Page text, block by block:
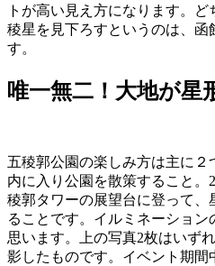
トが高い見え方になります。
稜星を見下ろすというのは、函
す。
唯一無二！大地が星
五稜郭公園の楽しみ方は主に２
内に入り公園を散策すること。
稜郭タワーの展望台に登って
ることです。イルミネーション
思います。上の写真2枚はいず
影したものです。イベント期